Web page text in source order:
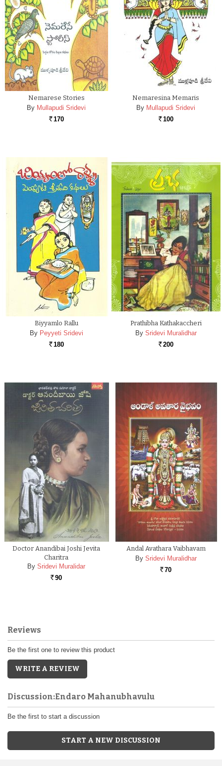
Nemarese Stories
By Mullapudi Sridevi
Rs. 170
Nemaresina Memaris
By Mullapudi Sridevi
Rs. 100
Biyyamlo Rallu
By Peyyeti Sridevi
Rs. 180
Prathibha Kathakaccheri
By Sridevi Muralidhar
Rs. 200
Doctor Anandibai Joshi Jevita
Charitra
By Sridevi Muralidar
Rs. 90
Andal Avathara Vaibhavam
By Sridevi Muralidhar
Rs. 70
Reviews
Be the first one to review this product
WRITE A REVIEW
Discussion:Endaro Mahanubhavulu
Be the first to start a discussion
START A NEW DISCUSSION